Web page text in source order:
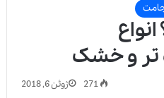
و خشک
ژوئن 6, 2018 271